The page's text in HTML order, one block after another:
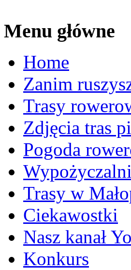
Menu główne
Home
Zanim
Trasy
Zdjęcia tras
Pogoda
Trasy w
Ciekawostki
Nasz kanał
Konkurs